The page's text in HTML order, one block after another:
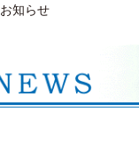
知らせ